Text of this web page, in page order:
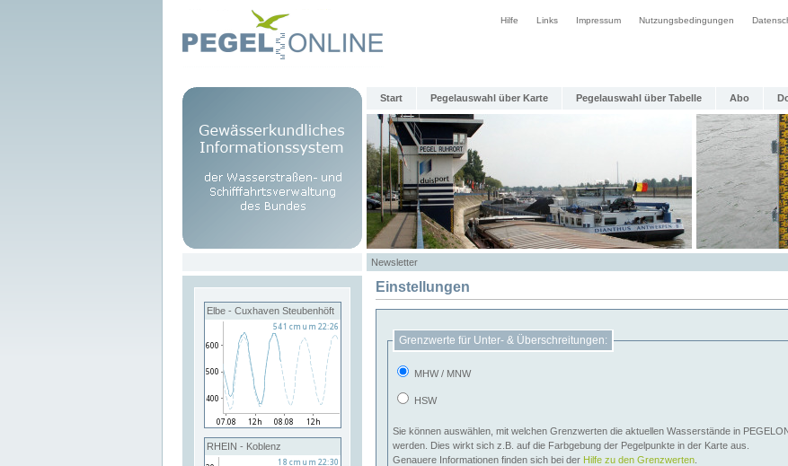
Hilfe Links Impressum Nutzungsbedingungen
Start Pegelauswahl über Karte Pegelauswahl über Tabelle Abo
Newsletter
Elbe - Cuxhaven Steubenhöft
RHEIN - Koblenz
Einstellungen
Grenzwerte für Unter- & Überschreitungen:
MHW / MNW
HSW
Sie können auswählen, mit welchen Grenzwerten die aktuellen Wasserstände in
werden. Dies wirkt sich z.B. auf die Farbgebung der Pegelpunkte in der Karte aus.
Genauere Informationen finden sich bei der Hilfe zu den Grenzwerten